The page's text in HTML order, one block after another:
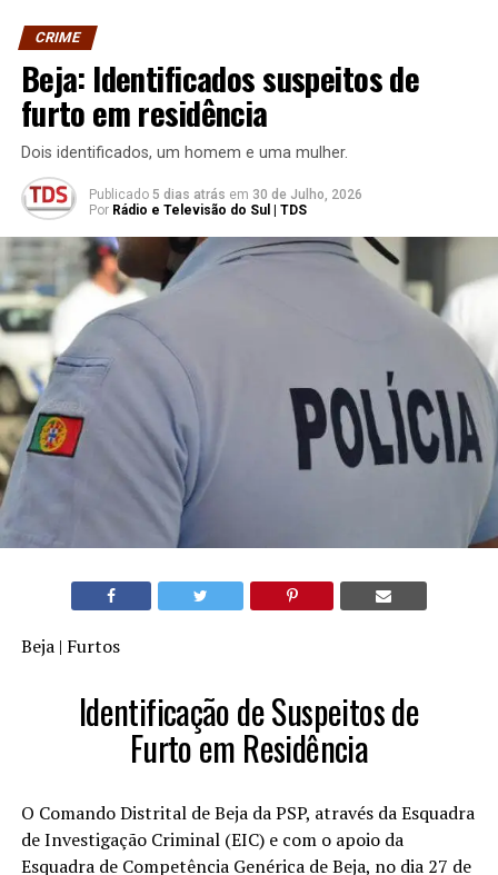
CRIME
Beja: Identificados suspeitos de
furto em residência
Dois identificados, um homem e uma mulher.
Publicado 5 dias atrás em 30 de Julho, 2026
Por Rádio e Televisão do Sul | TDS
Beja | Furtos
Identificação de Suspeitos de
Furto em Residência
O Comando Distrital de Beja da PSP, através da Esquadra
de Investigação Criminal (EIC) e com o apoio da
Esquadra de Competência Genérica de Beja, no dia 27 de